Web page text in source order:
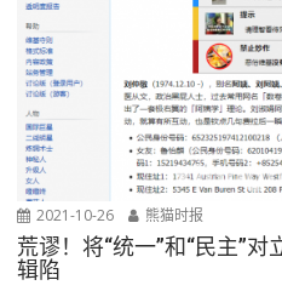
2021-10-26 熊猫时报
荒谬！将“统一”和“民主”对
辑陷